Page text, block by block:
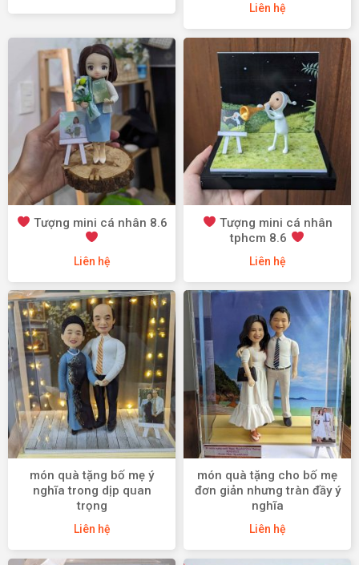
Liên hệ
Tượng mini cá nhân 8.6
Liên hệ
Tượng mini cá nhân
tphcm 8.6
Liên hệ
món quà tặng bố mẹ ý
nghĩa trong dịp quan
trọng
Liên hệ
món quà tặng cho bố mẹ
đơn giản nhưng tràn đầy ý
nghĩa
Liên hệ